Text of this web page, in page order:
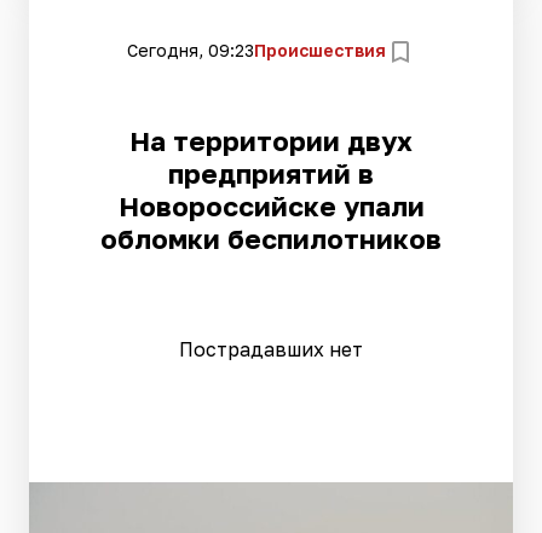
Сегодня, 09:23Происшествия
На территории двух
предприятий в
Новороссийске упали
обломки беспилотников
Пострадавших нет